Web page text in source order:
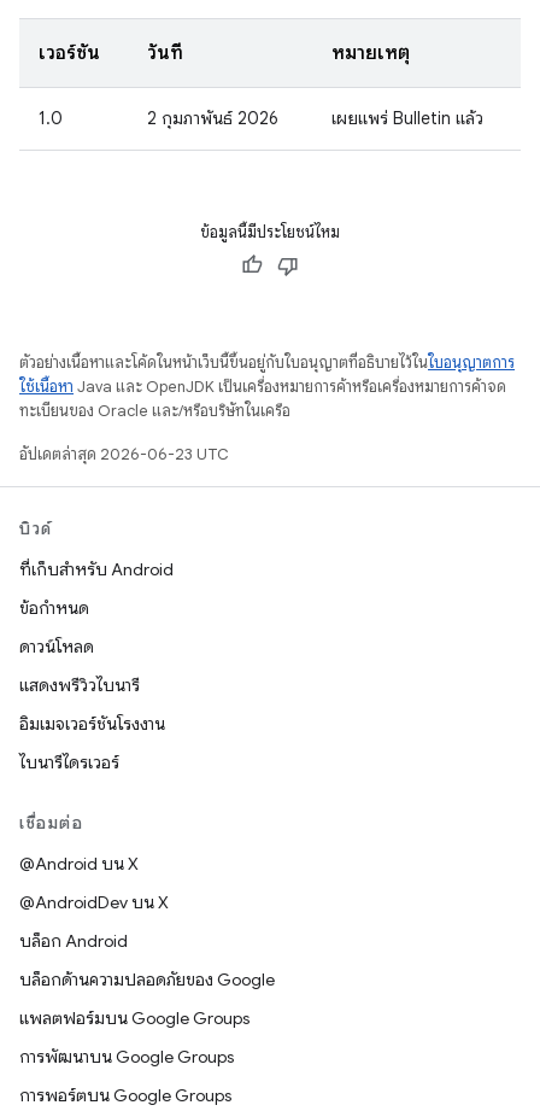
เวอร์ชัน วันที่ หมายเหตุ
1.0 2 กุมภาพันธ์ 2026 เผยแพร่ Bulletin แล้ว
ข้อมูลนี้มีประโยชน์ไหม
ตัวอย่างเนื้อหาและโค้ดในหน้าเว็บนี้ขึ้นอยู่กับใบอนุญาตที่อธิบายไว้ในใบอนุญาตการ
ใช้เนื้อหา Java และ OpenJDK เป็นเครื่องหมายการค้าหรือเครื่องหมายการค้าจด
ทะเบียนของ Oracle และ/หรือบริษัทในเครือ
อัปเดตล่าสุด 2026-06-23 UTC
บิวด์
ที่เก็บสำหรับ Android
ข้อกำหนด
ดาวน์โหลด
แสดงพรีวิวไบนารี
อิมเมจเวอร์ชันโรงงาน
ไบนารีไดรเวอร์
เชื่อมต่อ
@Android บน X
@AndroidDev บน X
บล็อก Android
บล็อกด้านความปลอดภัยของ Google
แพลตฟอร์มบน Google Groups
การพัฒนาบน Google Groups
การพอร์ตบน Google Groups